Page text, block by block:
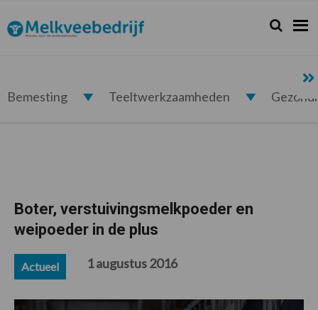
de
hoofdnavigatie
de
hoofd
de
eerste
de
voettekst
Melkveebedrijf.nl Zoeken...
Zoek
Bemesting Teeltwerkzaamheden
Boter, verstuivingsmelkpoeder en
weipoeder in de plus
Actueel 1 augustus 2016